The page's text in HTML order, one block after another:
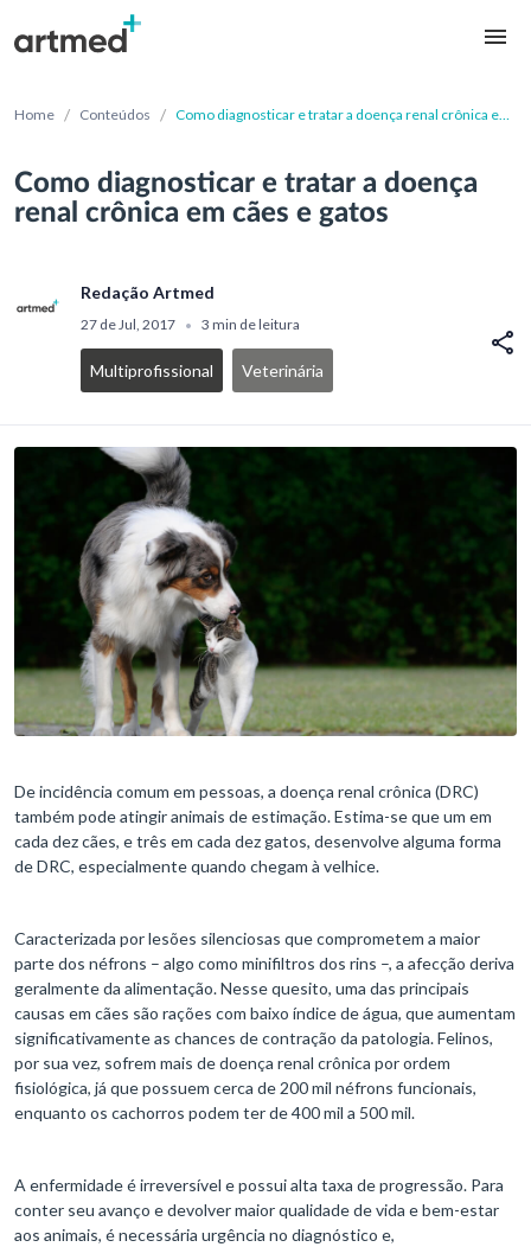
Home / Conteúdos / Como diagnosticar e tratar a doença renal crônica em
Como diagnosticar e tratar a doença
renal crônica em cães e gatos
Redação Artmed
27 de Jul, 2017 • 3 min de leitura
Multiprofissional Veterinária
De incidência comum em pessoas, a doença renal crônica (DRC)
também pode atingir animais de estimação. Estima-se que um em
cada dez cães, e três em cada dez gatos, desenvolve alguma forma
de DRC, especialmente quando chegam à velhice.
Caracterizada por lesões silenciosas que comprometem a maior
parte dos néfrons – algo como minifiltros dos rins –, a afecção deriva
geralmente da alimentação. Nesse quesito, uma das principais
causas em cães são rações com baixo índice de água, que aumentam
significativamente as chances de contração da patologia. Felinos,
por sua vez, sofrem mais de doença renal crônica por ordem
fisiológica, já que possuem cerca de 200 mil néfrons funcionais,
enquanto os cachorros podem ter de 400 mil a 500 mil.
A enfermidade é irreversível e possui alta taxa de progressão. Para
conter seu avanço e devolver maior qualidade de vida e bem-estar
aos animais, é necessária urgência no diagnóstico e,